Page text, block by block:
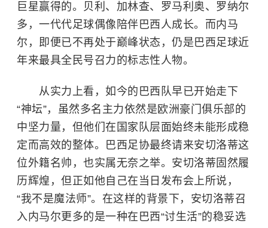
巨星赢得的。贝利、 加林查、罗马利奥、罗纳尔
多，一代代足球偶像陪伴巴西人成长。而内马
尔，即便已不再处于巅峰状态，仍是巴西足球近
年来最具全民号召力的标志性人物。
从实力上看，如今的巴西队早已开始走下
“神坛”，虽然多名主力依然是欧洲豪门俱乐部的
中坚力量，但他们在国家队层面始终未能形成稳
定而高效的整体。巴西足协最终请来安切洛蒂这
位外籍名帅，也实属无奈之举。安切洛蒂固然履
历辉煌，但正如他自己在当日发布会上所说，
“我不是魔法师”。在这样的背景下，安切洛蒂召
入内马尔更多的是一种在巴西“讨生活”的稳妥选